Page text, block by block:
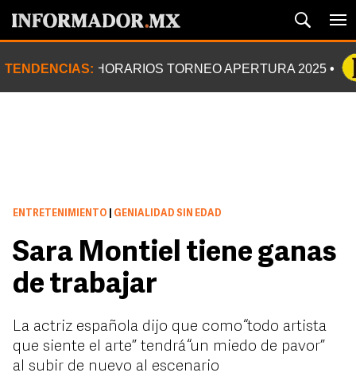
TENDENCIAS: HORARIOS TORNEO APERTURA 2025
ENTRETENIMIENTO GENIALIDAD SIN EDAD
Sara Montiel tiene ganas
de trabajar
La actriz española dijo que como “todo artista
que siente el arte” tendrá “un miedo de pavor”
al subir de nuevo al escenario